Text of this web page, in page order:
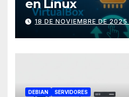
en Linux
18 DE NOVIEMBRE DE 2025
DEBIAN SERVIDORES